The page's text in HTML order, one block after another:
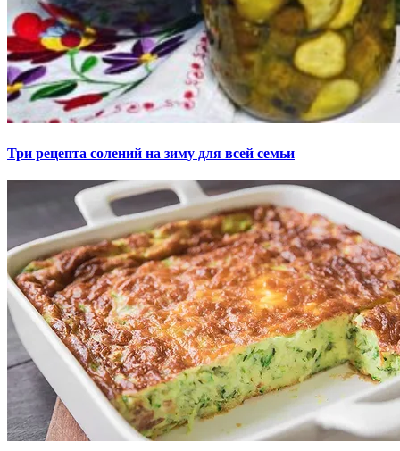
Три рецепта солений на зиму для всей семьи